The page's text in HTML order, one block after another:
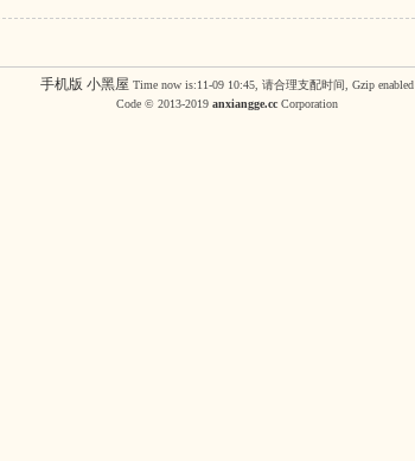
手机版 小黑屋 Time now is:11-09 10:45, 请合理支配时间, Gzip enabled
Code © 2013-2019 anxiangge.ccCorporation